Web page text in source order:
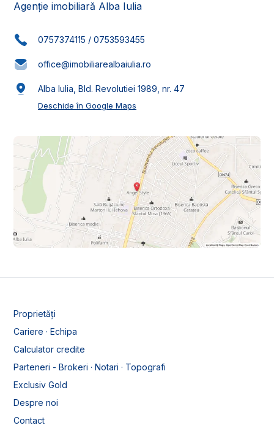
Agenție imobiliară Alba Iulia
0757374115 / 0753593455
office@imobiliarealbaiulia.ro
Alba Iulia, Bld. Revolutiei 1989, nr. 47
Deschide în Google Maps
Proprietăți
Cariere · Echipa
Calculator credite
Parteneri - Brokeri · Notari · Topografi
Exclusiv Gold
Despre noi
Contact